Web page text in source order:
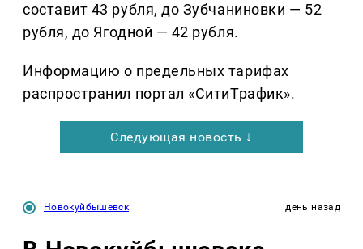
составит 43 рубля, до Зубчаниновки — 52
рубля, до Ягодной — 42 рубля.
Информацию о предельных тарифах
распространил портал «СитиТрафик».
Следующая новость ↓
Новокуйбышевск день назад